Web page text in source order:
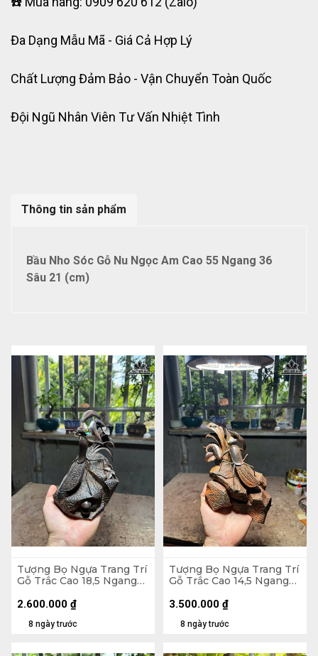
Đa Dạng Mẫu Mã - Giá Cả Hợp Lý
Chất Lượng Đảm Bảo - Vận Chuyển Toàn Quốc
Đội Ngũ Nhân Viên Tư Vấn Nhiệt Tình
Thông tin sản phẩm
Bầu Nho Sóc Gỗ Nu Ngọc Am Cao 55 Ngang 36
Sâu 21 (cm)
Tượng Bọ Ngựa Trang Trí
Gỗ Trắc Cao 18,5 Ngang
8 ngày trước
2.600.000 ₫
Tượng Bọ Ngựa Trang Trí
Gỗ Trắc Cao 14,5 Ngang
8 ngày trước
3.500.000 ₫